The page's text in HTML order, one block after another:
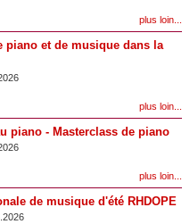
plus loin...
piano et de musique dans la
plus loin...
piano - Masterclass de piano
plus loin...
de musique d'été RHDOPE